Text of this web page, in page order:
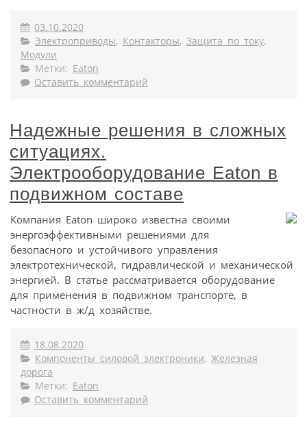
03.10.2020
Электроприводы, Контакторы, Защита по току,
Модули
Метки: Eaton
Оставить комментарий
Надежные решения в сложных
ситуациях.
Электрооборудование Eaton в
подвижном составе
Компания Eaton широко известна своими
энергоэффективными решениями для
безопасного и устойчивого управления
электротехнической, гидравлической и механической
энергией. В статье рассматривается оборудование
для применения в подвижном транспорте, в
частности в ж/д хозяйстве.
18.08.2020
Компоненты силовой электроники, Железная
дорога
Метки: Eaton
Оставить комментарий